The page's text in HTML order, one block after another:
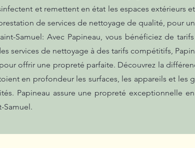
et remettent en état les espaces extérieurs
de services de nettoyage de qualité, pour
Samuel: Avec Papineau, vous bénéficiez de
services de nettoyage à des tarifs compétitifs,
offrir une propreté parfaite. Découvrez la
en profondeur les surfaces, les appareils et les
Papineau assure une propreté exceptionnelle
Samuel.